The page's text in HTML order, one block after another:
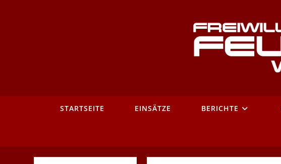
STARTSEITE EINSÄTZE BERICHTE